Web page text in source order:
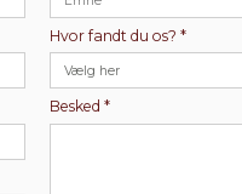
Hvor fandt du os? *
Besked *